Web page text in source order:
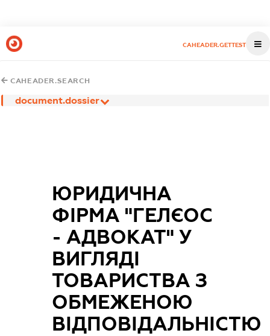
CAHEADER.GETTEST
CAHEADER.SEARCH
document.dossier
ЮРИДИЧНА
ФІРМА "ГЕЛЄОС
- АДВОКАТ" У
ВИГЛЯДІ
ТОВАРИСТВА З
ОБМЕЖЕНОЮ
ВІДПОВІДАЛЬНІСТЮ